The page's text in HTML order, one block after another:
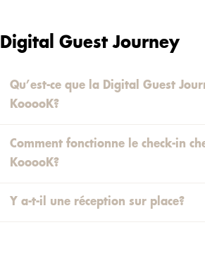
Digital Guest Journey
Qu’est-ce que la Digital Guest
KooooK?
Comment fonctionne le check-in
KooooK?
Y a-t-il une réception sur place?